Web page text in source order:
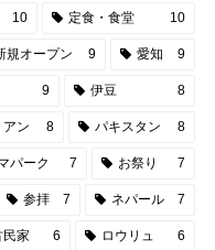
10 定食・食堂 10
規オープン 9 愛知 9
9 伊豆 8
アン 8 パキスタン 8
パーク 7 お祭り 7
参拝 7 ネパール 7
民家 6 ロウリュ 6